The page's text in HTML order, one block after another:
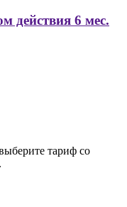
действия 6 мес.
тариф со